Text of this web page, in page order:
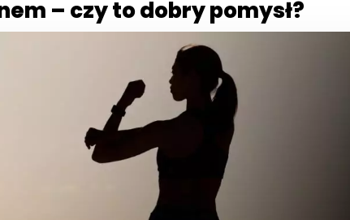
– czy to dobry pomysł?